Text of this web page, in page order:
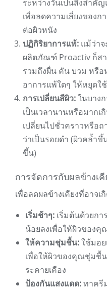
ระหว่างวันเป็นสิ่งสำคั
เพื่อลดความเสี่ยงของก
ต่อผิวหนัง
ปฏิกิริยาการแพ้: แม้ว่า
ผลิตภัณฑ์ Proactiv ก็ส
รวมถึงผื่น คัน บวม หรื
อาการแพ้ใดๆ ให้หยุด
การเปลี่ยนสีผิว:ในบาง
เป็นเวลานานหรือมากเ
เปลี่ยนไปชั่วคราวหรือ
ว่าเป็นรอยดำ (ผิวคล้ำ
ขึ้น)
การจัดการกับผลข้างเคี
เพื่อลดผลข้างเคียงที่อาจ
เริ่มช้าๆ: เริ่มต้นด้วยก
น้อยลงเพื่อให้ผิวของ
ให้ความชุ่มชื้น:ใช้มอย
เพื่อให้ผิวของคุณชุ่มชื้
ระคายเคือง
ป้องกันแสงแดด:ทาครี